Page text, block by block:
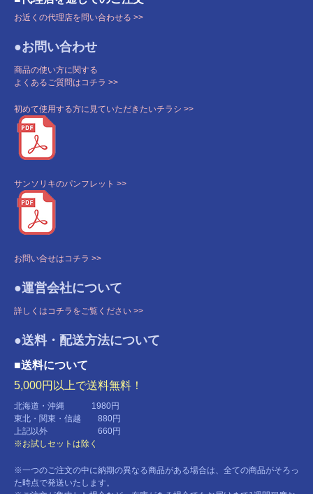
お近くの代理店を問い合わせる >>
●お問い合わせ
商品の使い方に関する
よくあるご質問はコチラ >>
初めて使用する方に見ていただきたいチラシ >>
サンソリキのパンフレット >>
お問い合せはコチラ >>
●運営会社について
詳しくはコチラをご覧ください >>
●送料・配送方法について
■送料について
5,000円以上で送料無料！
北海道・沖縄 1980円
東北・関東・信越 880円
上記以外 660円
※お試しセットは除く
※一つのご注文の中に納期の異なる商品がある場合は、全ての商品がそろっ
た時点で発送いたします。